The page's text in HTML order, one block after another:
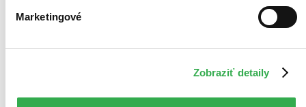
Marketingové
Zobraziť detaily